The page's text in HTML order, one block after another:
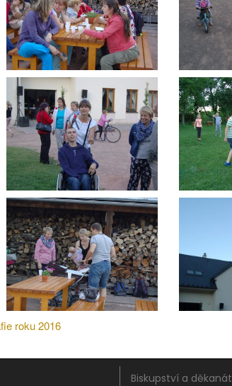
roku 2016
Biskupství a děkanát